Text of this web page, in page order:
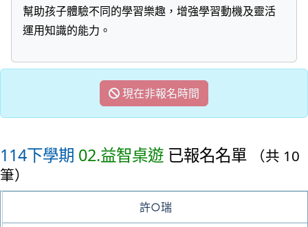
幫助孩子體驗不同的學習樂趣，增強學習動機及靈活
運用知識的能力。
現在非報名時間
114下學期 02.益智桌遊 已報名名單
（共 10
筆）
許○瑞